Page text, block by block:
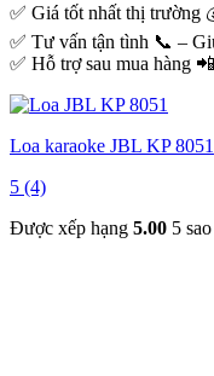
✅ Giá tốt nhất thị trường
✅ Tư vấn tận tình 📞 –
✅ Hỗ trợ sau mua hàng
Loa karaoke JBL KP 8051
5 (4)
Được xếp hạng 5.00 5 sao